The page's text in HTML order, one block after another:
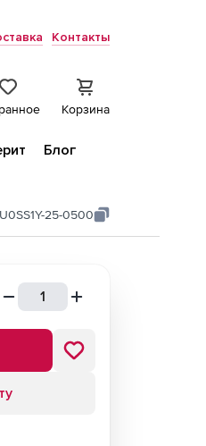
Контакты
Корзина
Блог
25-0500